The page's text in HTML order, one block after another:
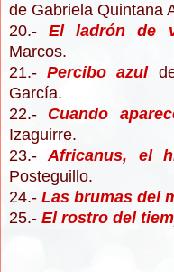
de Gabriela Quintana
20.-El ladrón de
Marcos.
21.-Percibo azulde
García.
22.- Cuando
Izaguirre.
23.-Africanus, el
Posteguillo.
24.- Las brumas del
25.- El rostro del